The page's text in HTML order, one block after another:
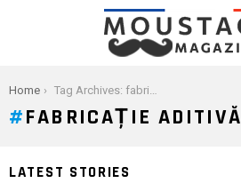
You are here:
Home Tag Archives: fabricație aditivă
FABRICAȚIE ADITIVĂ
LATEST STORIES